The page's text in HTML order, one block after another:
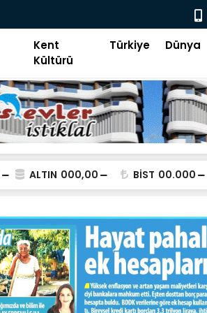
Mekke'de
Kent
Kültürü
Türkiye Dünya
ALTIN 000,00 BİST 00.000